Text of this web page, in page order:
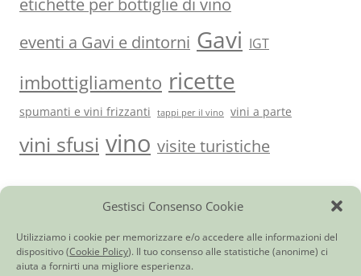
Gestisci Consenso Cookie
Utilizziamo i cookie per memorizzare e/o accedere alle informazioni del
dispositivo (Cookie Policy). Il tuo consenso alle statistiche (anonime) ci
aiuta a fornirti una migliore esperienza.
etichette per bottiglie di vino
eventi a Gavi e dintorni Gavi IGT
imbottigliamento ricette
spumanti e vini frizzanti tappi per il vino vini a parte
vini sfusi vino visite turistiche
Vini del Monferrato e…|Ci trovi anche qui Giornale di
Cortese di Gavi DOCG Barbera d’Asti DOCG
Monferrato Dolcetto
DOC| Piemonte Moscato DOC| Bonarda dell’Oltrepò Pavese DOC|
Chardonnay Frizzante Provincia di Pavia IGT|Pinot Chardonnay
Spumante Brut| Rosato Frizzante Provincia di Pavia IGT